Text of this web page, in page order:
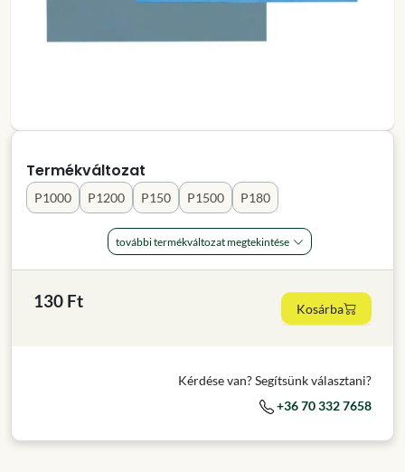
Termékváltozat
P1000 P1200 P150 P1500 P180
további termékváltozat megtekintése
130 Ft Kosárba
Kérdése van? Segítsünk választani?
+36 70 332 7658